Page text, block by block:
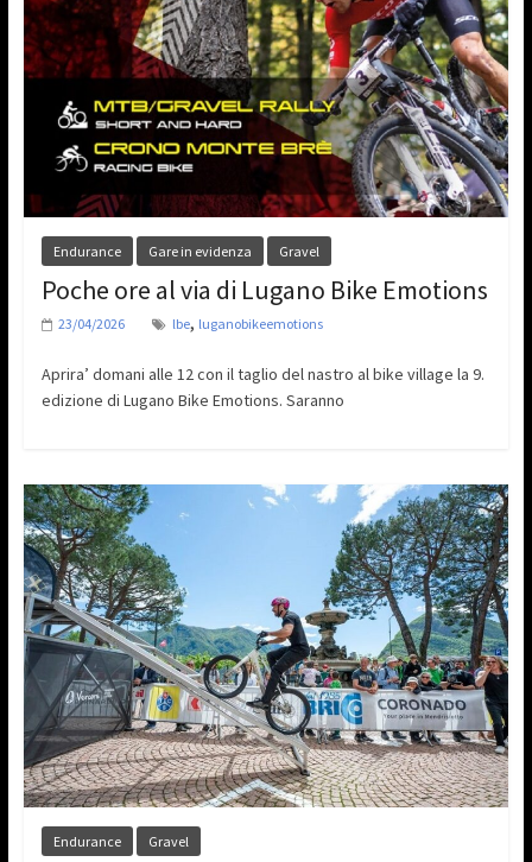
Endurance Gare in evidenza Gravel
Poche ore al via di Lugano Bike Emotions
23/04/2026 lbe, luganobikeemotions
Aprira’ domani alle 12 con il taglio del nastro al bike village la 9.
edizione di Lugano Bike Emotions. Saranno
Endurance Gravel